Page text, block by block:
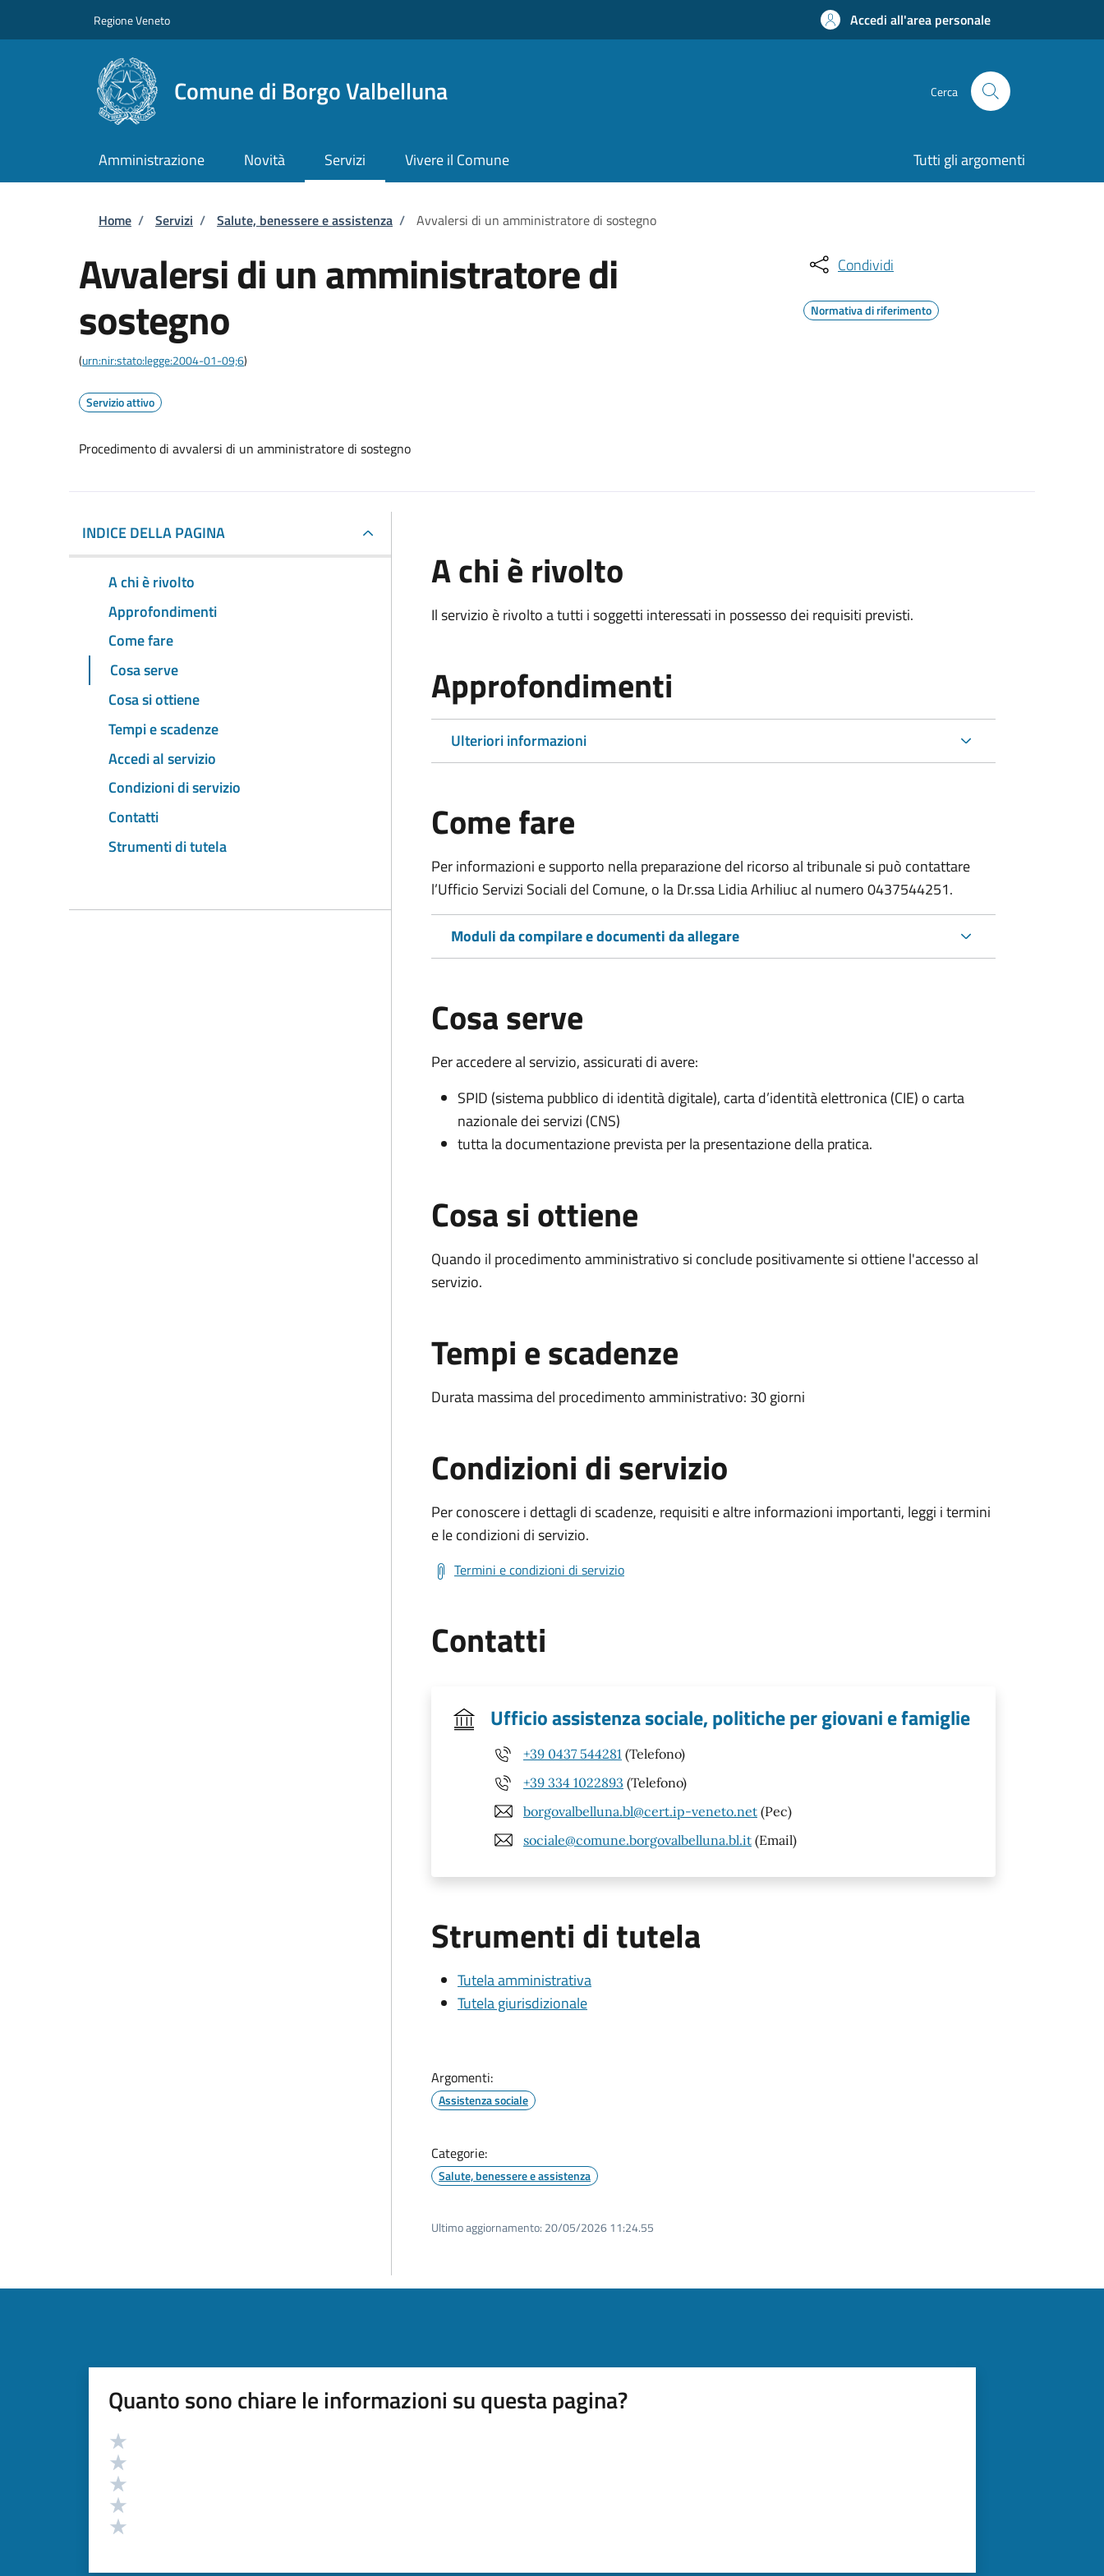
Regione Veneto Accedi all'area personale
Comune di Borgo Valbelluna Cerca
Amministrazione Novità Servizi Vivere il Comune Tutti gli argomenti
Briciole di pane
Home / Servizi / Salute, benessere e assistenza / Avvalersi di un amministratore di sostegno
Avvalersi di un amministratore di
sostegno
(urn:nir:stato:legge:2004-01-09;6)
Servizio attivo
Procedimento di avvalersi di un amministratore di sostegno
Condividi
Normativa di riferimento
INDICE DELLA PAGINA
A chi è rivolto
Approfondimenti
Come fare
Cosa serve
Cosa si ottiene
Tempi e scadenze
Accedi al servizio
Condizioni di servizio
Contatti
Strumenti di tutela
A chi è rivolto
Il servizio è rivolto a tutti i soggetti interessati in possesso dei requisiti previsti.
Approfondimenti
Ulteriori informazioni
Come fare
Per informazioni e supporto nella preparazione del ricorso al tribunale si può contattare
l’Ufficio Servizi Sociali del Comune, o la Dr.ssa Lidia Arhiliuc al numero 0437544251.
Moduli da compilare e documenti da allegare
Cosa serve
Per accedere al servizio, assicurati di avere:
SPID (sistema pubblico di identità digitale), carta d’identità elettronica (CIE) o carta
nazionale dei servizi (CNS)
tutta la documentazione prevista per la presentazione della pratica.
Cosa si ottiene
Quando il procedimento amministrativo si conclude positivamente si ottiene l'accesso al
servizio.
Tempi e scadenze
Durata massima del procedimento amministrativo: 30 giorni
Condizioni di servizio
Per conoscere i dettagli di scadenze, requisiti e altre informazioni importanti, leggi i termini
e le condizioni di servizio.
Termini e condizioni di servizio
Contatti
Ufficio assistenza sociale, politiche per giovani e famiglie
+39 0437 544281 (Telefono)
+39 334 1022893 (Telefono)
borgovalbelluna.bl@cert.ip-veneto.net (Pec)
sociale@comune.borgovalbelluna.bl.it (Email)
Strumenti di tutela
Tutela amministrativa
Tutela giurisdizionale
Argomenti:
Assistenza sociale
Categorie:
Salute, benessere e assistenza
Ultimo aggiornamento: 20/05/2026 11:24.55
Quanto sono chiare le informazioni su questa pagina?
Valutazione